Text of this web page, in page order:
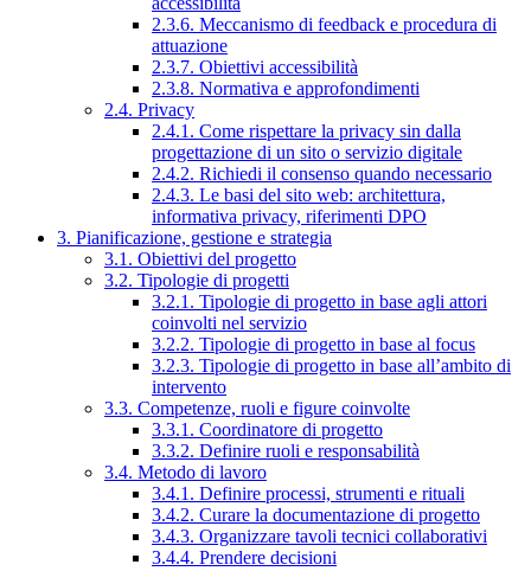
2.3.6. Meccanismo di feedback e procedura di
attuazione
2.3.7. Obiettivi accessibilità
2.3.8. Normativa e approfondimenti
2.4. Privacy
2.4.1. Come rispettare la privacy sin dalla
progettazione di un sito o servizio digitale
2.4.2. Richiedi il consenso quando necessario
2.4.3. Le basi del sito web: architettura,
informativa privacy, riferimenti DPO
3. Pianificazione, gestione e strategia
3.1. Obiettivi del progetto
3.2. Tipologie di progetti
3.2.1. Tipologie di progetto in base agli attori
coinvolti nel servizio
3.2.2. Tipologie di progetto in base al focus
3.2.3. Tipologie di progetto in base all’ambito di
intervento
3.3. Competenze, ruoli e figure coinvolte
3.3.1. Coordinatore di progetto
3.3.2. Definire ruoli e responsabilità
3.4. Metodo di lavoro
3.4.1. Definire processi, strumenti e rituali
3.4.2. Curare la documentazione di progetto
3.4.3. Organizzare tavoli tecnici collaborativi
3.4.4. Prendere decisioni